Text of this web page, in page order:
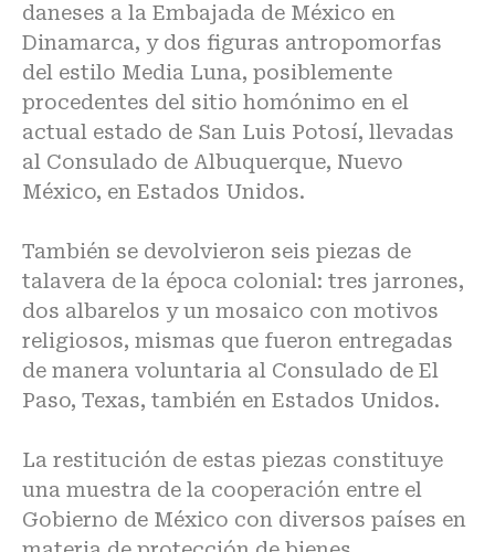
daneses a la Embajada de México en
Dinamarca, y dos figuras antropomorfas
del estilo Media Luna, posiblemente
procedentes del sitio homónimo en el
actual estado de San Luis Potosí, llevadas
al Consulado de Albuquerque, Nuevo
México, en Estados Unidos.
También se devolvieron seis piezas de
talavera de la época colonial: tres jarrones,
dos albarelos y un mosaico con motivos
religiosos, mismas que fueron entregadas
de manera voluntaria al Consulado de El
Paso, Texas, también en Estados Unidos.
La restitución de estas piezas constituye
una muestra de la cooperación entre el
Gobierno de México con diversos países en